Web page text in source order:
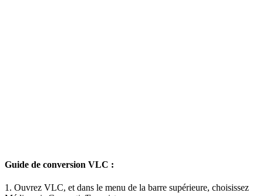
Guide de conversion VLC :
1. Ouvrez VLC, et dans le menu de la barre supérieure, choisissez